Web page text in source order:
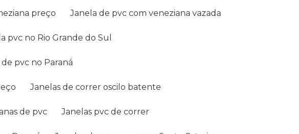
preço Janela de pvc com veneziana vazada
pvc no Rio Grande do Sul
de pvc no Paraná
Janelas de correr oscilo batente
de pvc Janelas pvc de correr